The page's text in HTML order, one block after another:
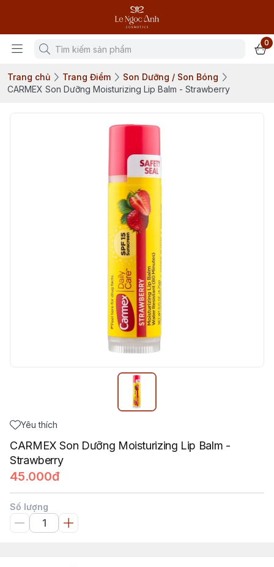
0
Trang chủ Trang Điểm
Son Dưỡng / Son Bóng
CARMEX Son Dưỡng Moisturizing Lip Balm - Strawberry
Yêu thích
CARMEX Son Dưỡng Moisturizing Lip Balm -
Strawberry
45.000đ
Số lượng